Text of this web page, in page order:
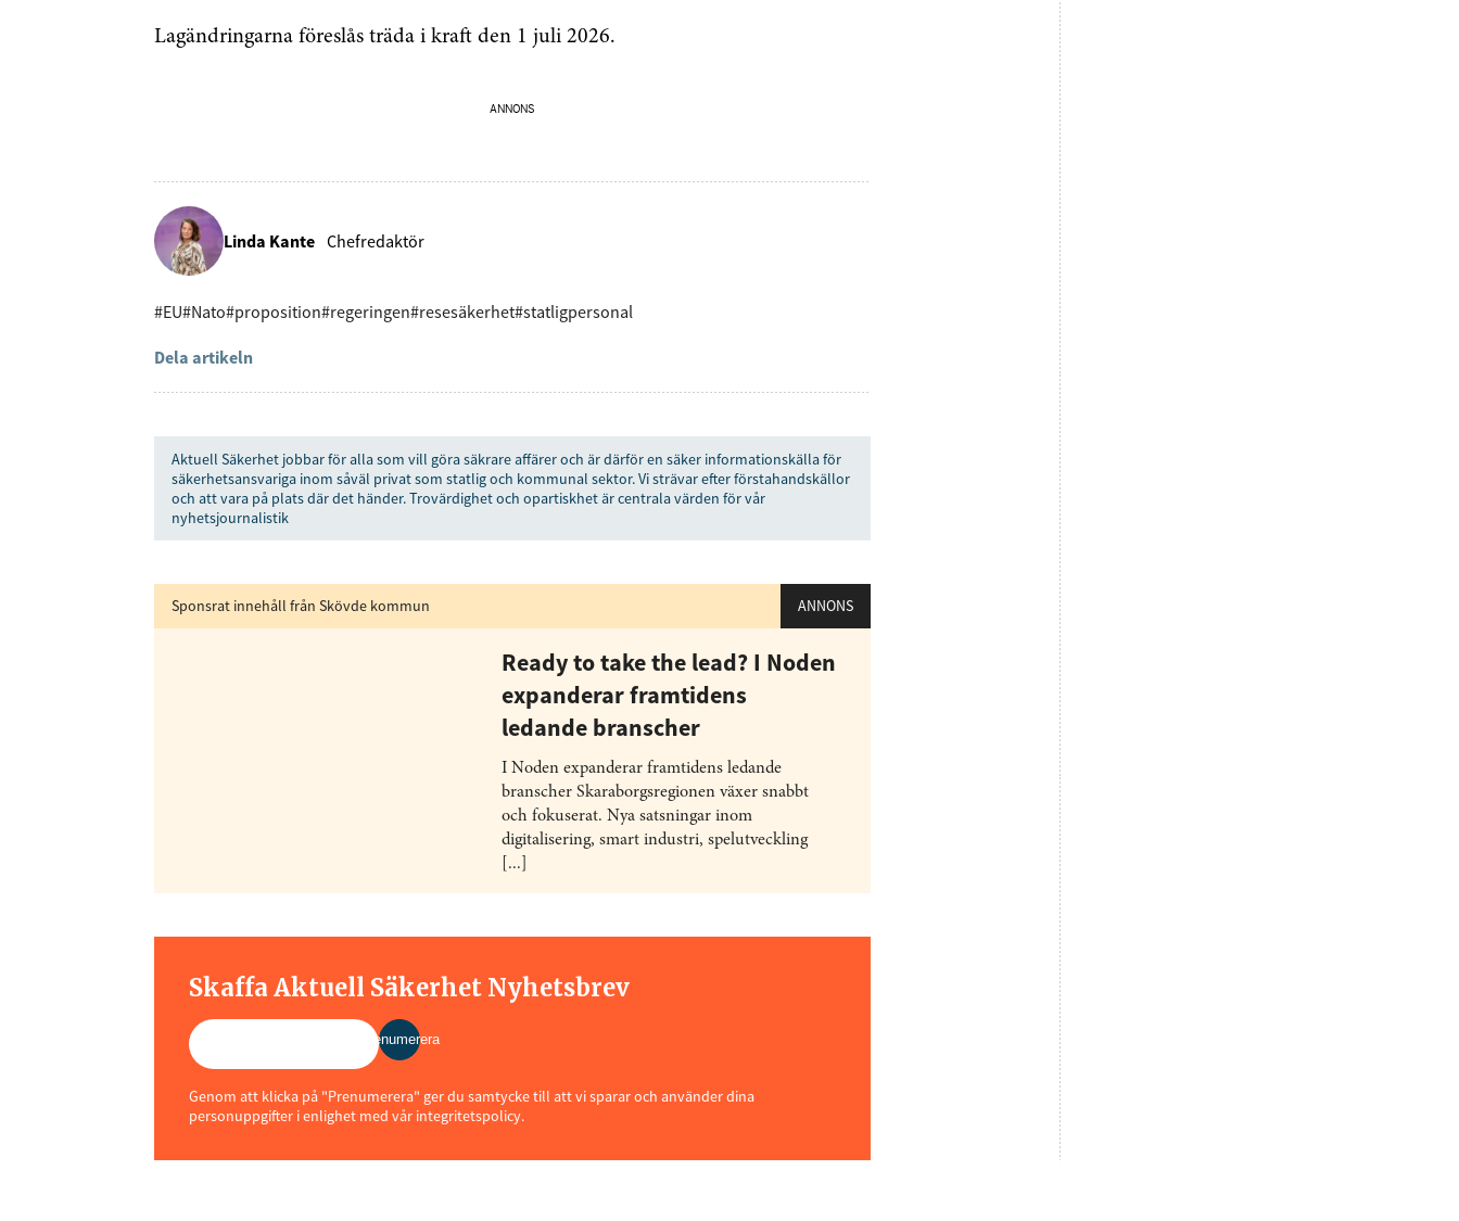
Lagändringarna föreslås träda i kraft den 1 juli 2026.
ANNONS
Linda Kante Chefredaktör
#EU#Nato#proposition#regeringen#resesäkerhet#statligpersonal
Dela artikeln
Aktuell Säkerhet jobbar för alla som vill göra säkrare affärer och är därför en säker informationskälla för
säkerhetsansvariga inom såväl privat som statlig och kommunal sektor. Vi strävar efter förstahandskällor
och att vara på plats där det händer. Trovärdighet och opartiskhet är centrala värden för vår
nyhetsjournalistik
Sponsrat innehåll från Skövde kommun ANNONS
Ready to take the lead? I Noden
expanderar framtidens
ledande branscher
I Noden expanderar framtidens ledande
branscher Skaraborgsregionen växer snabbt
och fokuserat. Nya satsningar inom
digitalisering, smart industri, spelutveckling
[...]
Skaffa Aktuell Säkerhet Nyhetsbrev
Prenumerera
Genom att klicka på "Prenumerera" ger du samtycke till att vi sparar och använder dina
personuppgifter i enlighet med vår integritetspolicy.